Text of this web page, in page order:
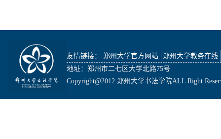
友情链接： 郑州大学官方网站
郑州大学教务在线
地址：郑州市二七区大学北路75号
Copyright@2012 郑州大学书法学院ALL Right